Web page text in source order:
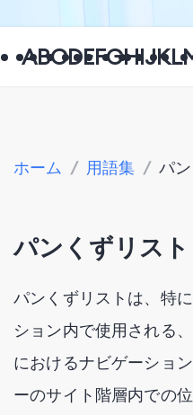
ABCDEFGHIJKL
ホーム / 用語集 / パ
パンくずリス
パンくずリストは、特
ション内で使用される
におけるナビゲーショ
ーのサイト階層内での